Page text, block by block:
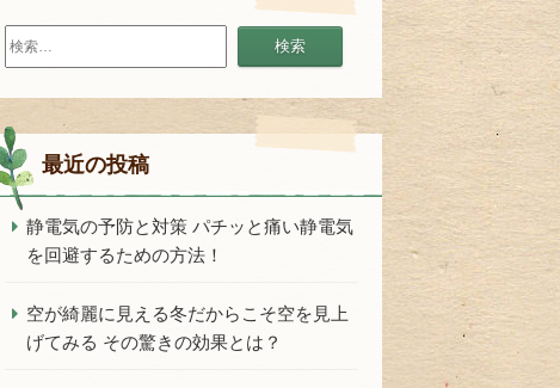
検
索:
最近の投稿
静電気の予防と対策 パチッと痛い静電気
を回避するための方法！
空が綺麗に見える冬だからこそ空を見上
げてみる その驚きの効果とは？